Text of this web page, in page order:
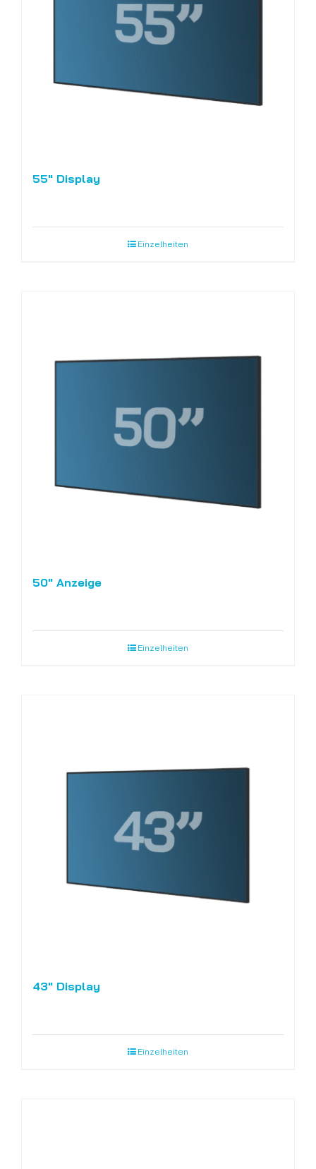
55″ Display
Einzelheiten
50″ Anzeige
Einzelheiten
43″ Display
Einzelheiten